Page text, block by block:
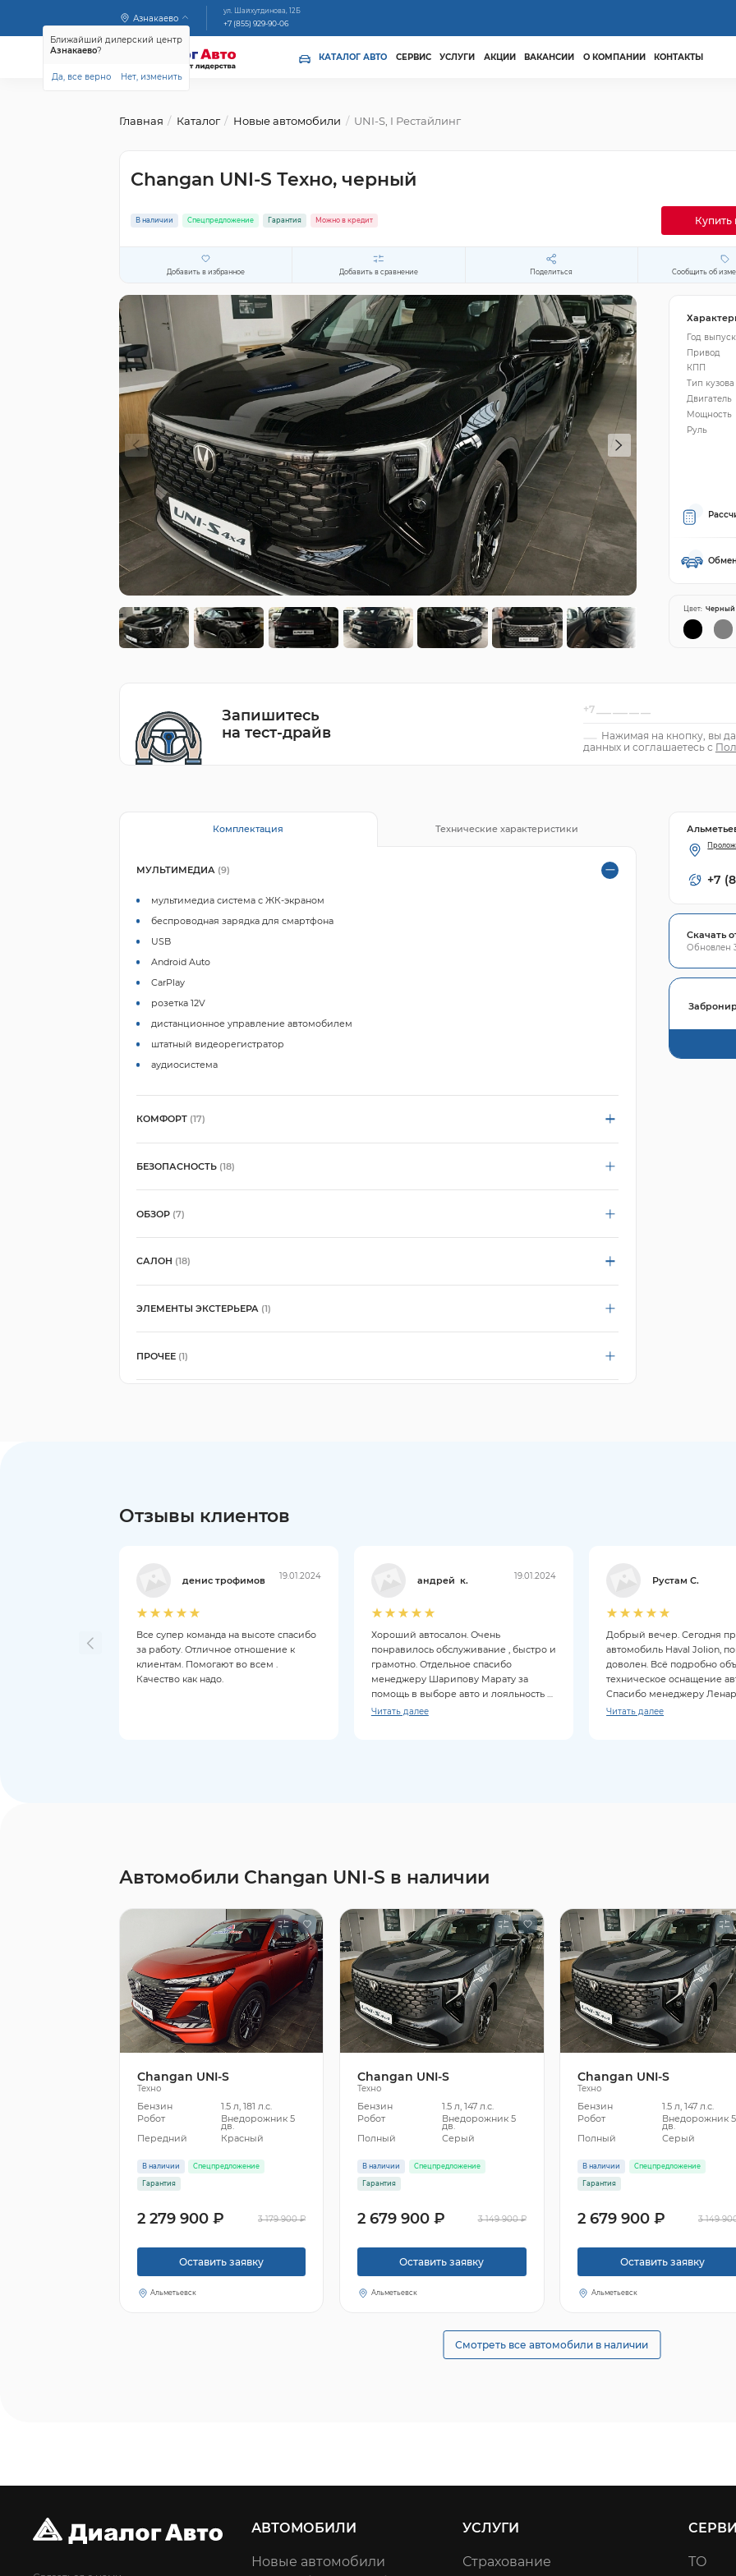
Азнакаево
Ближайший дилерский центр
Азнакаево?
Да, все верно Нет, изменить
ул. Шайхутдинова, 12Б
+7 (855) 929-90-06
КАТАЛОГ АВТО СЕРВИС УСЛУГИ АКЦИИ ВАКАНСИИ О КОМПАНИИ КОНТАКТЫ
Главная Каталог Новые автомобили UNI-S, I Рестайлинг
Changan UNI-S Техно, черный
В наличии Спецпредложение Гарантия Можно в кредит Купить
Добавить в избранное Добавить в сравнение Поделиться Сообщить об
Год
Привод
КПП
Тип кузова
Двигатель
Мощность
Руль
Цвет: Черный
Запишитесь
на тест-драйв
Нажимая на кнопку, вы
данных и соглашаетесь с
Комплектация Технические характеристики
МУЛЬТИМЕДИА (9)
мультимедиа система с ЖК-экраном
беспроводная зарядка для смартфона
USB
Android Auto
CarPlay
розетка 12V
дистанционное управление автомобилем
штатный видеорегистратор
аудиосистема
КОМФОРТ (17)
БЕЗОПАСНОСТЬ (18)
ОБЗОР (7)
САЛОН (18)
ЭЛЕМЕНТЫ ЭКСТЕРЬЕРА (1)
ПРОЧЕЕ (1)
+7
Скачать
Обновлен
Отзывы клиентов
денис трофимов 19.01.2024
Все супер команда на высоте спасибо
за работу. Отличное отношение к
клиентам. Помогают во всем .
Качество как надо.
андрей к. 19.01.2024
Хороший автосалон. Очень
понравилось обслуживание , быстро и
грамотно. Отдельное спасибо
менеджеру Шарипову Марату за
помощь в выборе авто и лояльность к
клиентам. Покупкой довольны на все
Читать далее
Рустам С.
Добрый вечер. Сегодня
автомобиль Haval Jolion,
доволен. Всё подробно
техническое оснащение
Спасибо менеджеру
Читать далее
Автомобили Changan UNI-S в наличии
Changan UNI-S
Техно
Бензин
1.5 л, 181 л.с.
Робот
Внедорожник 5
дв.
Передний
Красный
В наличии Спецпредложение
Гарантия
2 279 900 ₽ 3 179 900 ₽
Оставить заявку
Альметьевск
Changan UNI-S
Техно
Бензин
1.5 л, 147 л.с.
Робот
Внедорожник 5
дв.
Полный
Серый
В наличии Спецпредложение
Гарантия
2 679 900 ₽ 3 149 900 ₽
Оставить заявку
Альметьевск
Changan UNI-S
Техно
Бензин
1.5 л, 147 л.с.
Робот
Внедорожник 5
дв.
Полный
Серый
В наличии Спецпредложение
Гарантия
2 679 900 ₽ 3 149
Оставить заявку
Альметьевск
Смотреть все автомобили в наличии
АВТОМОБИЛИ
Новые автомобили
УСЛУГИ
Страхование
ТО